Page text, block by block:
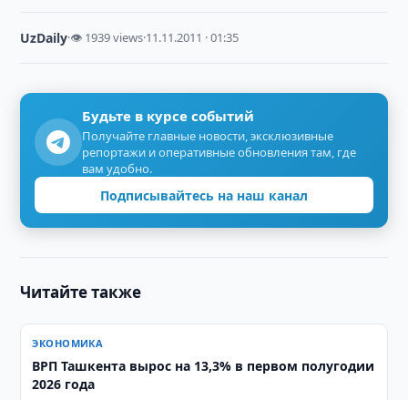
UzDaily·👁 1939 views·11.11.2011 · 01:35
Будьте в курсе событий
Получайте главные новости, эксклюзивные
репортажи и оперативные обновления там, где
вам удобно.
Подписывайтесь на наш канал
Читайте также
ЭКОНОМИКА
ВРП Ташкента вырос на 13,3% в первом полугодии
2026 года